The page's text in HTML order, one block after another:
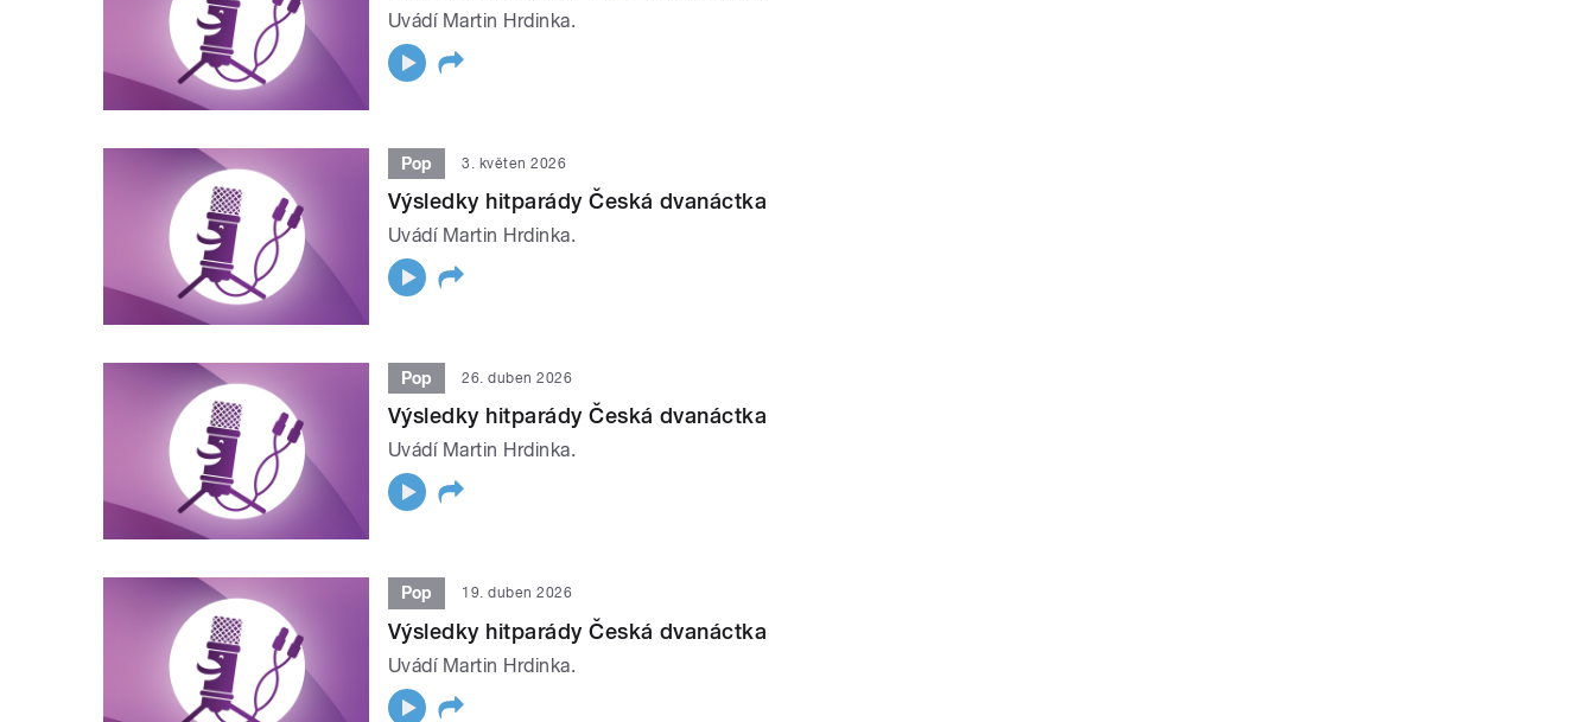
Uvádí Martin Hrdinka.
Pop 3. květen 2026
Výsledky hitparády Česká dvanáctka
Uvádí Martin Hrdinka.
Pop 26. duben 2026
Výsledky hitparády Česká dvanáctka
Uvádí Martin Hrdinka.
Pop 19. duben 2026
Výsledky hitparády Česká dvanáctka
Uvádí Martin Hrdinka.